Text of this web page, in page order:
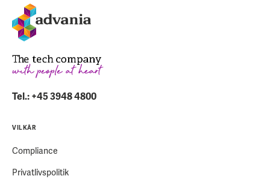
Tel.: +45 3948 4800
VILKÅR
Compliance
Privatlivspolitik